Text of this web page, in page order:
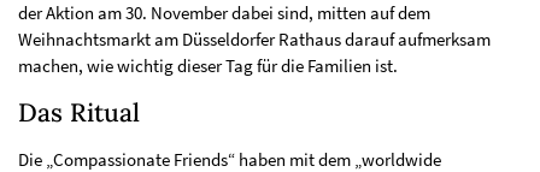
der Aktion am 30. November dabei sind, mitten auf dem
Weihnachtsmarkt am Düsseldorfer Rathaus darauf aufmerksam
machen, wie wichtig dieser Tag für die Familien ist.
Das Ritual
Die „Compassionate Friends“ haben mit dem „worldwide